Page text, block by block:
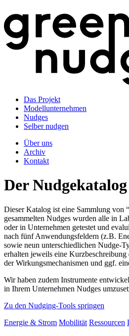
Das Projekt
Modellunternehmen
Nudges
Selber nudgen
Über uns
Archiv
Kontakt
Der Nudgekatalog
Dieser Katalog ist eine Sammlung von
gesammelten Nudges wurden alle in
oder in Unternehmen getestet und
nach fünf Anwendungsfeldern (z.B.
sowie neun unterschiedlichen Nudge-
erhalten jeweils eine Kurzbeschreibung
der Wirkungsmechanismen und ggf.
Wir haben zudem Instrumente
in Ihrem Unternehmen Nudges
Zu den Nudging-Tools springen
Energie & Strom Mobilität Ressourcen